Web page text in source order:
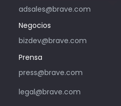
adsales@brave.com
Negocios
bizdev@brave.com
Prensa
press@brave.com
legal@brave.com